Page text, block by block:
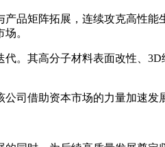
品矩阵拓展，连续攻克高性
。
。其高分子材料表面改性、
司借助资本市场的力量加速